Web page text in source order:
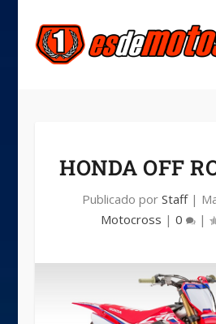
HONDA OFF
Publicado por Staff|
Motocross | 0 |